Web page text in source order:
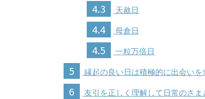
4.3 天赦日
4.4 母倉日
4.5 一粒万倍日
5 縁起の良い日は積極的に出会いを
6 友引を正しく理解して日常のさま